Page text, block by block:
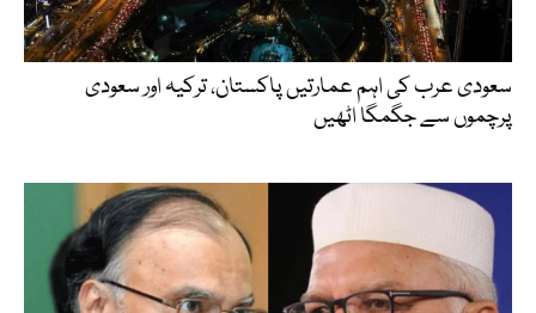
سعودی عرب کی اہم عمارتیں پاکستان، ترکیہ اور سعودی
پرچموں سے جگمگا اٹھیں